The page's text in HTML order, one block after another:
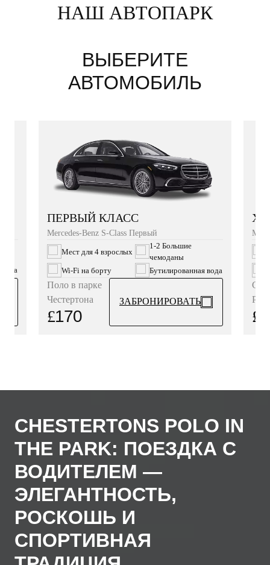
НАШ АВТОПАРК
ВЫБЕРИТЕ
АВТОМОБИЛЬ
ПЕРВЫЙ КЛАСС
Mercedes-Benz S-Class Первый
Мест для 4 взрослых
1-2 Большие
чемоданы
Wi‑Fi на борту
Бутилированная вода
Поло в парке
Честертона
£170
ЗАБРОНИРОВАТЬ
XL
£
вода
CHESTERTONS POLO IN
THE PARK: ПОЕЗДКА С
ВОДИТЕЛЕМ —
ЭЛЕГАНТНОСТЬ,
РОСКОШЬ И
СПОРТИВНАЯ